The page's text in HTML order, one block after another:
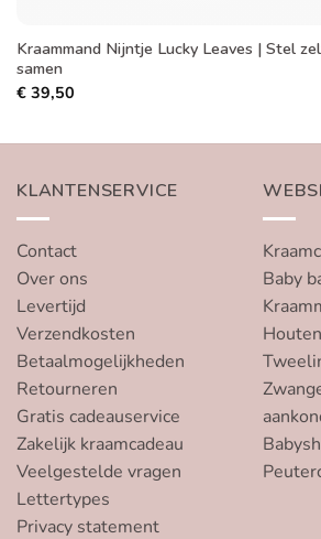
Kraammand Nijntje Lucky Leaves | Stel
samen
€39,50
KLANTENSERVICE
Contact
Over ons
Levertijd
Verzendkosten
Betaalmogelijkheden
Retourneren
Gratis cadeauservice
Zakelijk kraamcadeau
Veelgestelde vragen
Lettertypes
Privacy statement
Baby